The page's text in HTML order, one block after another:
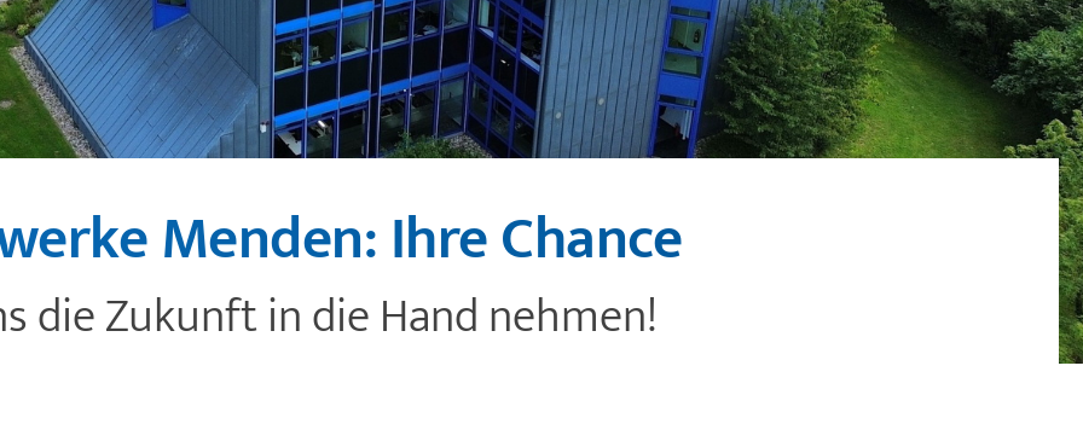
Menden: Ihre Chance
die Zukunft in die Hand nehmen!
Links unterstreichen
Animationen ausschalten